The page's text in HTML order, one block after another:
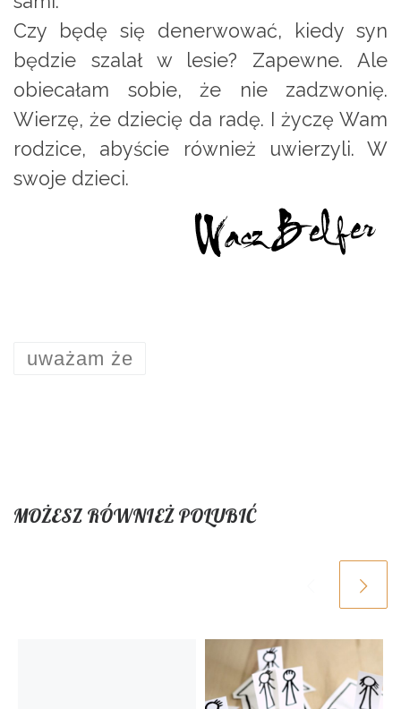
Czy będę się denerwować, kiedy syn
będzie szalał w lesie? Zapewne. Ale
obiecałam sobie, że nie zadzwonię.
Wierzę, że dziecię da radę. I życzę Wam
rodzice, abyście również uwierzyli. W
swoje dzieci.
uważam że
MOŻESZ RÓWNIEŻ POLUBIĆ